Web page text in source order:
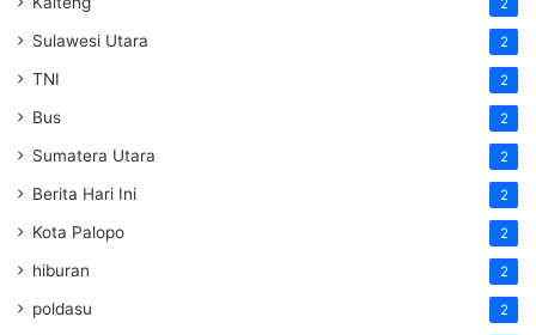
2
Sulawesi Utara 2
TNI 2
Bus 2
Sumatera Utara 2
Berita Hari Ini 2
Kota Palopo 2
hiburan 2
poldasu 2